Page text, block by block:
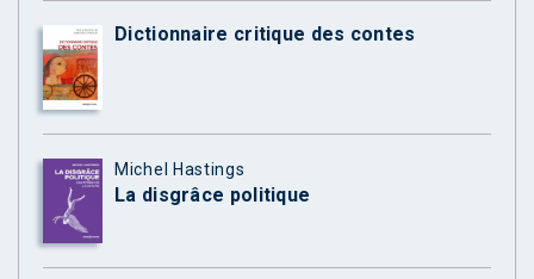
Dictionnaire critique des contes
Michel Hastings
La disgrâce politique